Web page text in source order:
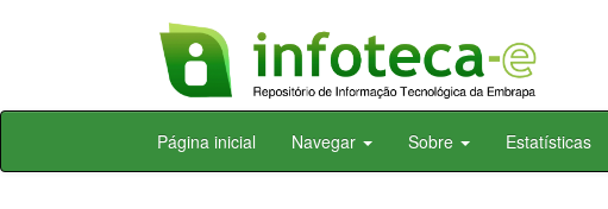
Skip
Página inicial Navegar Sobre Estatísticas